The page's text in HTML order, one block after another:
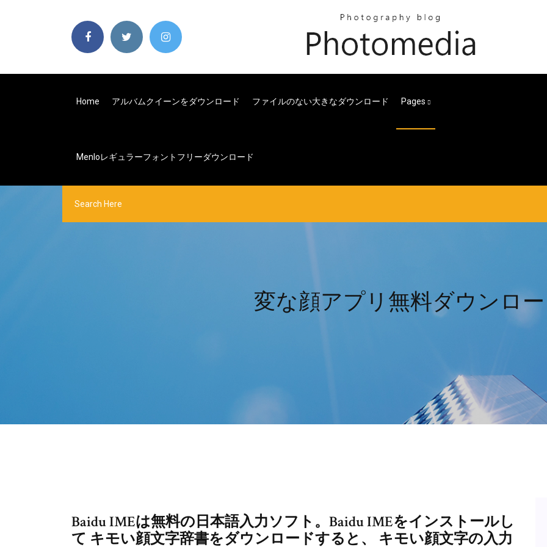
Home アルバムクイーンをダウンロード ファイルのない大きなダウンロード Pages
Menloレギュラーフォントフリーダウンロード
変な顔アプリ無料ダウンロ
Baidu IMEは無料の日本語入力ソフト。Baidu IMEをインストールし
て キモい顔文字辞書をダウンロードすると、 キモい顔文字の入力